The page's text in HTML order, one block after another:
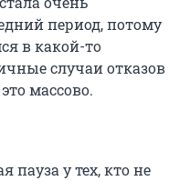
период, потому
в какой-то
случаи отказов
массово.
пауза у тех, кто не